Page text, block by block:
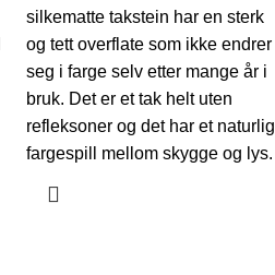
silkematte takstein har en sterk
og tett overflate som ikke endrer
seg i farge selv etter mange år i
bruk. Det er et tak helt uten
refleksoner og det har et naturlig
fargespill mellom skygge og lys.